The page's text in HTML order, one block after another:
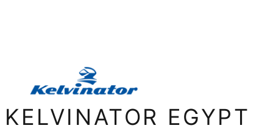
KELVINATOR EGYPT